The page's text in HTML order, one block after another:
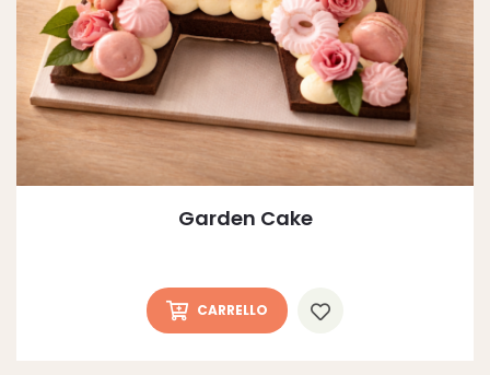
Garden Cake
CARRELLO